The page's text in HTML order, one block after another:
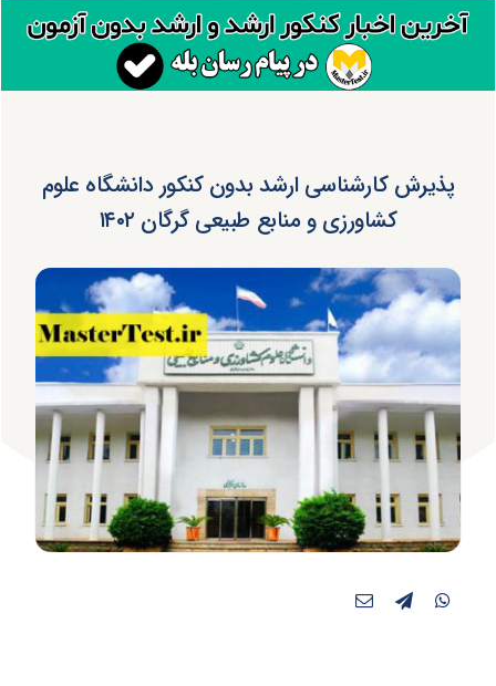
پذیرش کارشناسی ارشد بدون کنکور دانشگاه علوم
کشاورزی و منابع طبیعی گرگان ۱۴۰۲